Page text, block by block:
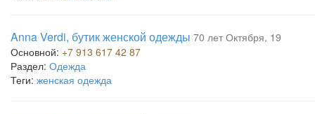
Anna Verdi, бутик женской одежды 70 лет Октября, 19
Основной: +7 913 617 42 87
Раздел: Одежда
Теги: женская одежда